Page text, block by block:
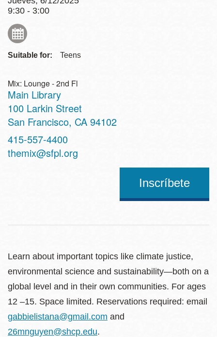
9:30 - 3:00
Suitable for: Teens
Mix: Lounge - 2nd Fl
Main Library
Address
100 Larkin Street
San Francisco, CA 94102
Contact
Telephone
415-557-4400
themix@sfpl.org
Inscríbete
Learn about important topics like climate justice,
environmental science and sustainability—both on a
global level and in their own communities. For ages
12 –15. Space limited. Reservations required: email
gabbielistana@gmail.com and
26mnguyen@shcp.edu.